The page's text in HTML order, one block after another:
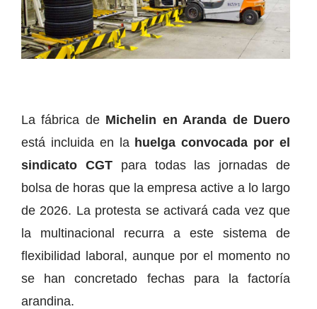
La fábrica de Michelin en Aranda de Duero
está incluida en la huelga convocada por el
sindicato CGT para todas las jornadas de
bolsa de horas que la empresa active a lo largo
de 2026. La protesta se activará cada vez que
la multinacional recurra a este sistema de
flexibilidad laboral, aunque por el momento no
se han concretado fechas para la factoría
arandina.